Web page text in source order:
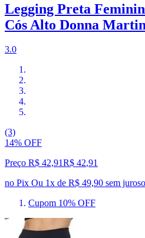
Legging Preta
Cós Alto Donna
3.0
(3)
14% OFF
Preço R$ 42,91R$ 42,91
no Pix Ou 1x de R$ 49,90 sem juros
Cupom 10% OFF